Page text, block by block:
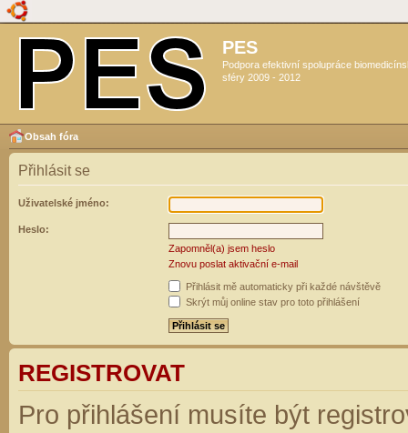
PES
Podpora efektivní spolupráce
sféry 2009 - 2012
Obsah fóra
Přihlásit se
Uživatelské jméno:
Heslo:
Zapomněl(a) jsem heslo
Znovu poslat aktivační e-mail
Přihlásit mě automaticky při každé návštěvě
Skrýt můj online stav pro toto přihlášení
REGISTROVAT
Pro přihlášení musíte být